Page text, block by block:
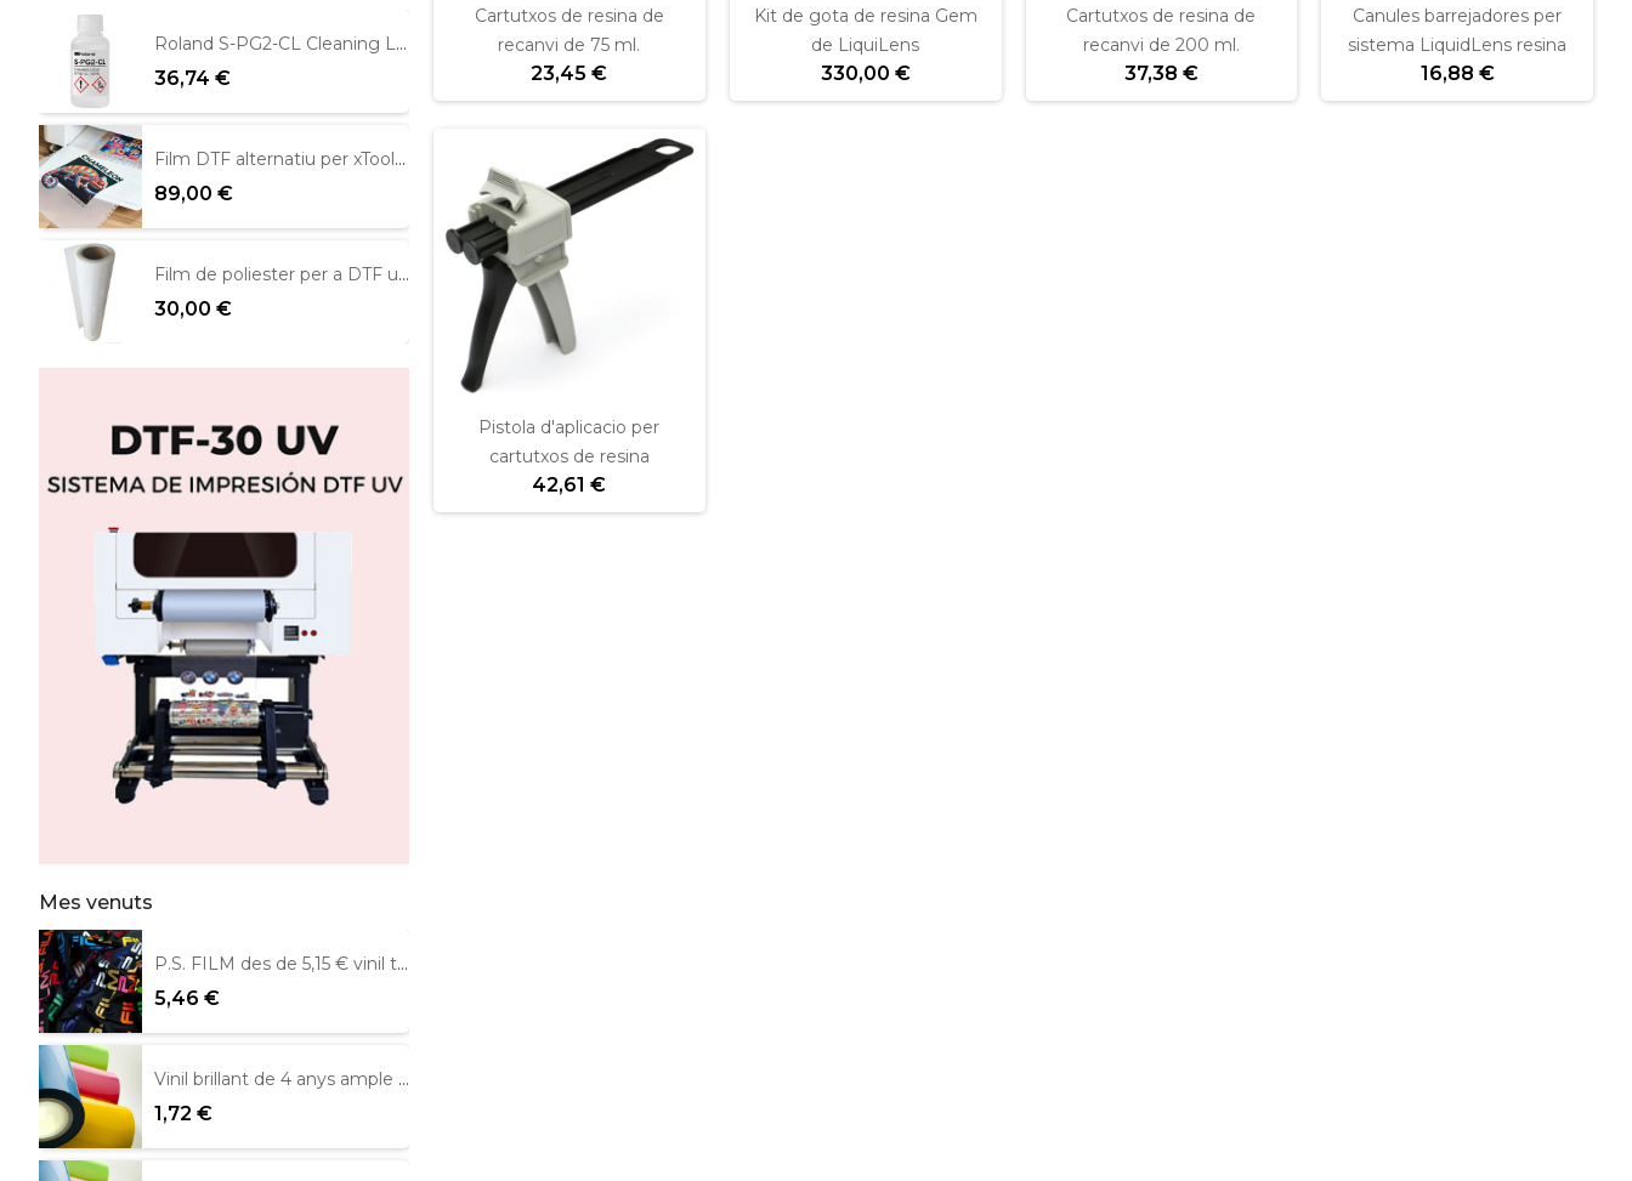
Roland S-PG2-CL Cleaning Liquid 100ml
36,74 €
Film DTF alternatiu per xTool Apparel 39cm x 100m
89,00 €
Film de poliester per a DTF una cara mate
30,00 €
Mes venuts
P.S. FILM des de 5,15 € vinil tèxtil
5,46 €
Vinil brillant de 4 anys ample 61 cm Metamark
1,72 €
Cartutxos de resina de
recanvi de 75 ml.
23,45 €
Kit de gota de resina Gem
de LiquiLens
330,00 €
Cartutxos de resina de
recanvi de 200 ml.
37,38 €
Canules barrejadores per
sistema LiquidLens resina
16,88 €
Pistola d'aplicacio per
cartutxos de resina
42,61 €